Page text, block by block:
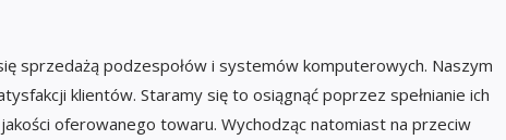
sprzedażą podzespołów i systemów komputerowych. Naszym
klientów. Staramy się to osiągnąć poprzez spełnianie ich
oferowanego towaru. Wychodząc natomiast na przeciw